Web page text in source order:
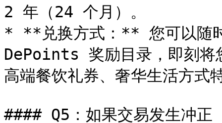
2 年（24 个月）。
* **兑换方式：** 您可以随
DePoints 奖励目录，即刻将
高端餐饮礼券、奢华生活方式
#### Q5：如果交易发生冲正